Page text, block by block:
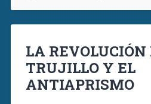
LA REVOLUCIÓN
TRUJILLO Y EL
ANTIAPRISMO